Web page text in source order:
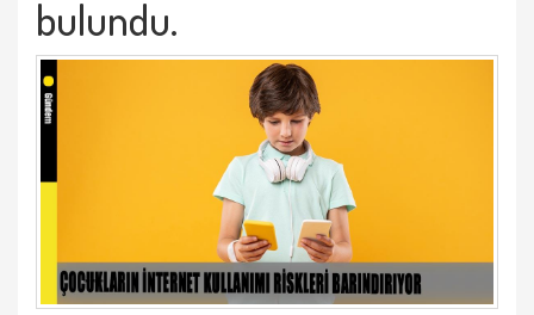
bulundu.